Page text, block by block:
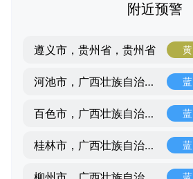
附近预警
遵义市，贵州省，贵州省 黄
河池市，广西壮族自治区，广西壮族自治区 蓝
百色市，广西壮族自治区，广西壮族自治区 蓝
桂林市，广西壮族自治区，广西壮族自治区 蓝